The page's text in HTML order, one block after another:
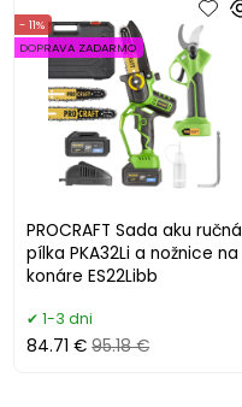
PROCRAFT Sada aku ručná
pílka PKA32Li a nožnice na
konáre ES22Libb
- 11%
DOPRAVA ZADARMO
1-3 dni
84.71 € 95.18 €